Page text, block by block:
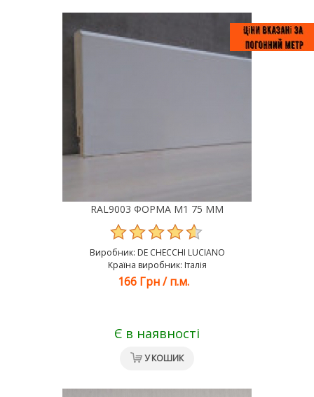
RAL9003 ФОРМА М1 75 ММ
Виробник: DE CHEСCHI LUCIANO
Країна виробник: Італія
166 Грн/п.м.
Є в наявності
У КОШИК